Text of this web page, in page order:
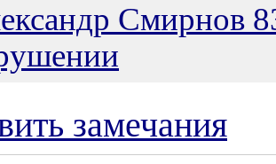
Смирнов
замечания